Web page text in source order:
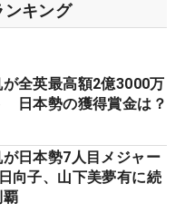
ンキング
全英最高額2億3000万
日本勢の獲得賞金は？
日本勢7人目メジャー
向子、山下美夢有に続
覇